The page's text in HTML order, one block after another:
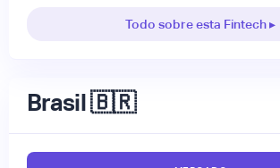
Todo sobre esta Fintech ▸
Brasil 🇧🇷